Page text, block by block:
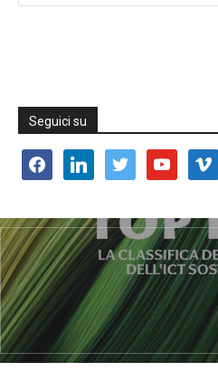
Seguici su
facebooklinkedin twitter youtube vimeo